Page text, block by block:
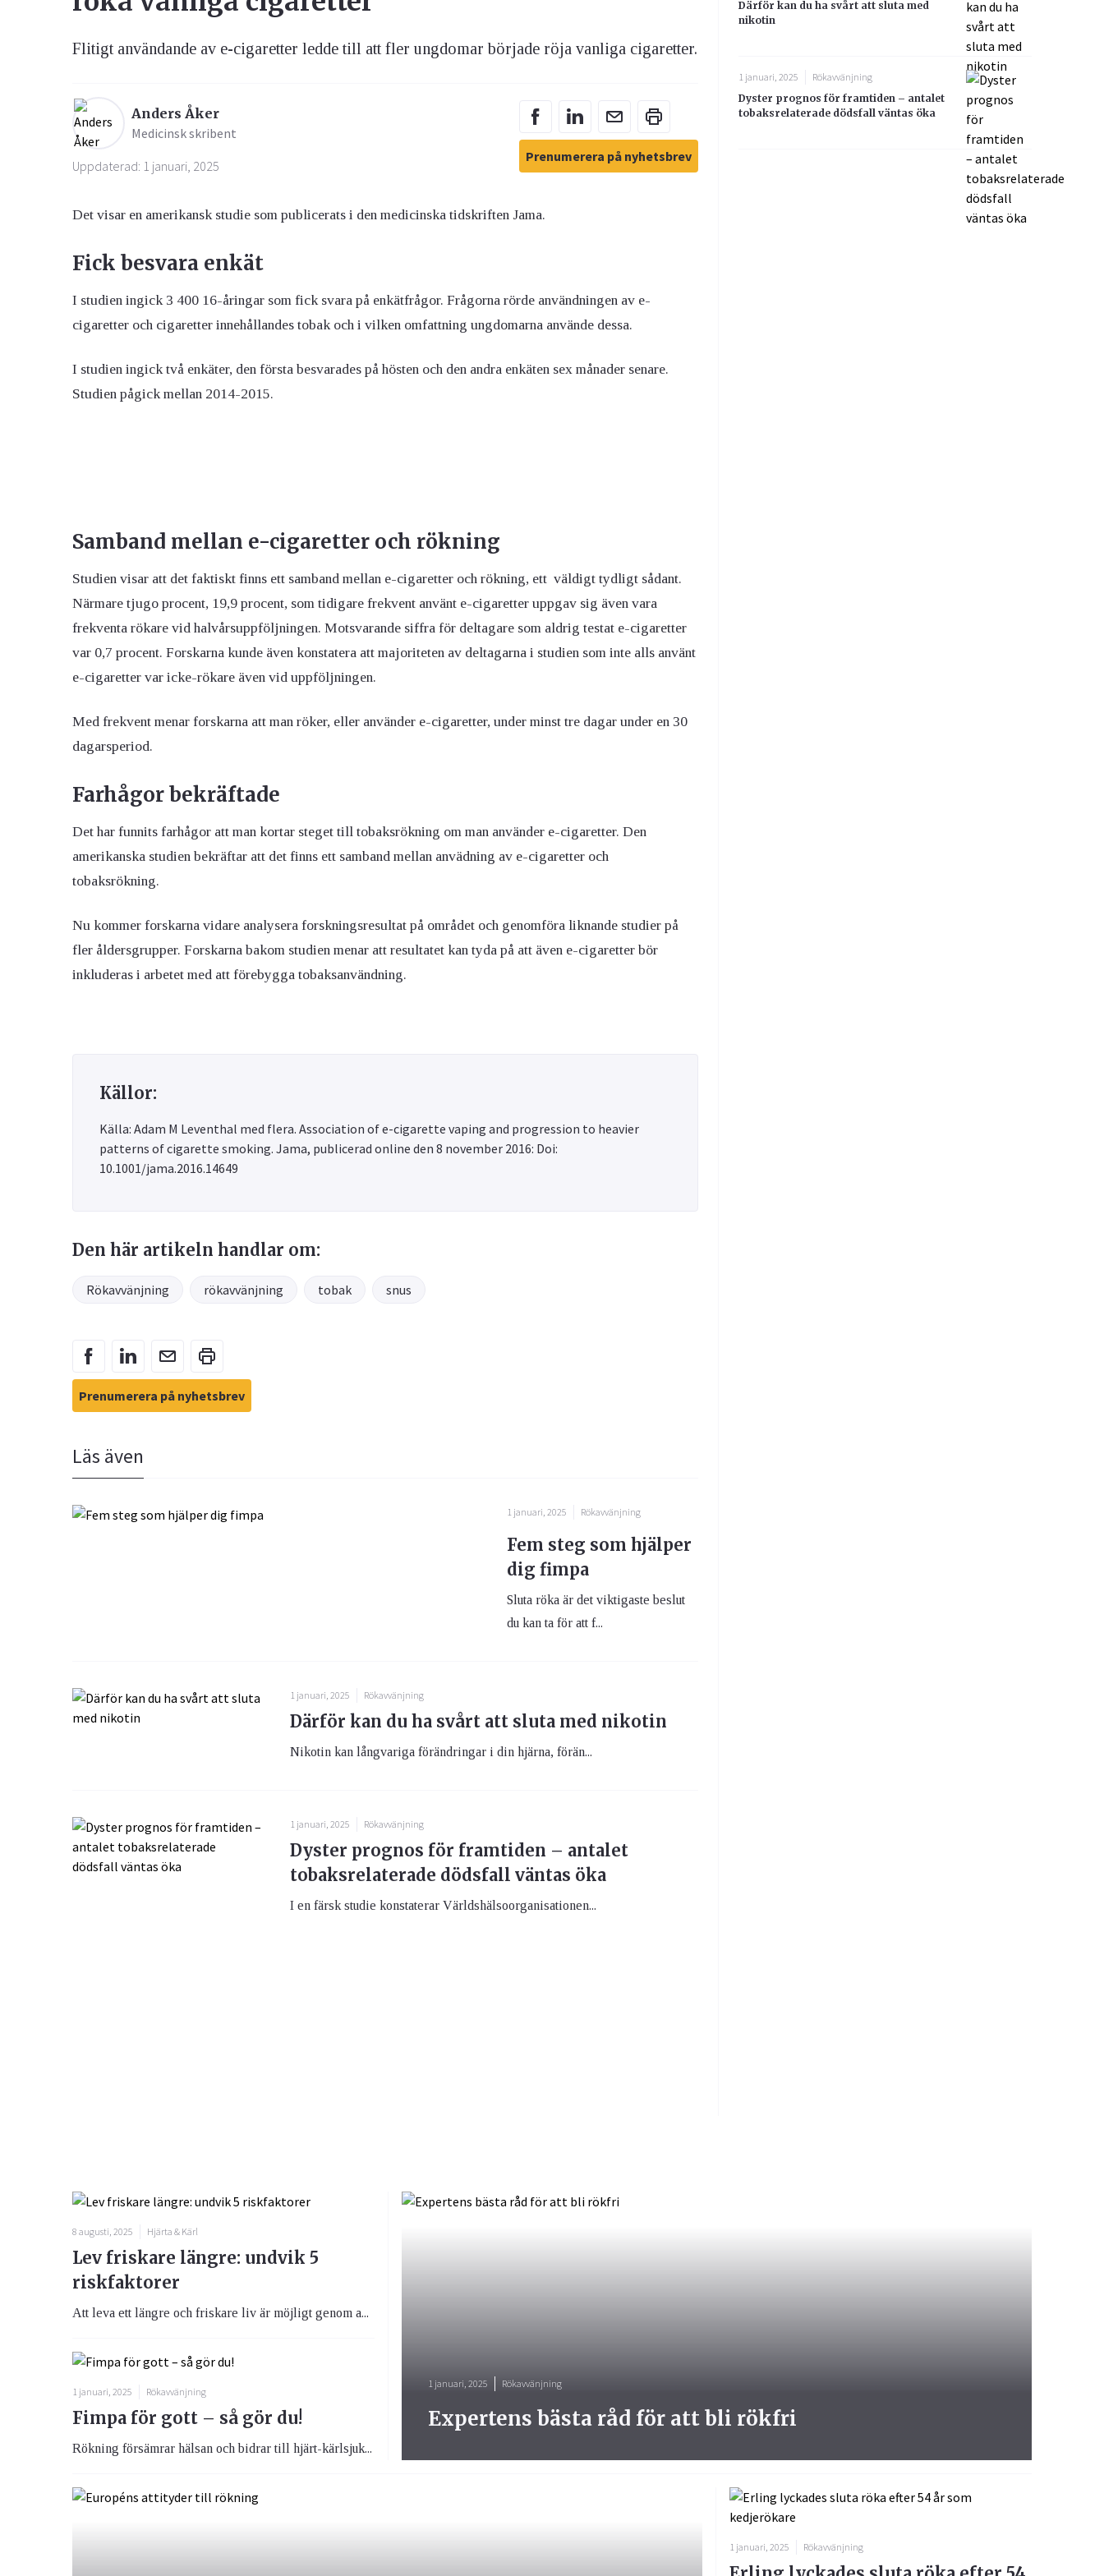
Ögon & Öron
Flitigt användande av e-cigaretter ledde till att fler ungdomar började röja vanliga cigaretter.
Anders Åker
Medicinsk skribent
Uppdaterad: 1 januari, 2025
Prenumerera på nyhetsbrev
Det visar en amerikansk studie som publicerats i den medicinska tidskriften Jama.
Fick besvara enkät
I studien ingick 3 400 16-åringar som fick svara på enkätfrågor. Frågorna rörde användningen av e-
cigaretter och cigaretter innehållandes tobak och i vilken omfattning ungdomarna använde dessa.
I studien ingick två enkäter, den första besvarades på hösten och den andra enkäten sex månader senare.
Studien pågick mellan 2014-2015.
Samband mellan e-cigaretter och rökning
Studien visar att det faktiskt finns ett samband mellan e-cigaretter och rökning, ett väldigt tydligt sådant.
Närmare tjugo procent, 19,9 procent, som tidigare frekvent använt e-cigaretter uppgav sig även vara
frekventa rökare vid halvårsuppföljningen. Motsvarande siffra för deltagare som aldrig testat e-cigaretter
var 0,7 procent. Forskarna kunde även konstatera att majoriteten av deltagarna i studien som inte alls använt
e-cigaretter var icke-rökare även vid uppföljningen.
Med frekvent menar forskarna att man röker, eller använder e-cigaretter, under minst tre dagar under en 30
dagarsperiod.
Farhågor bekräftade
Det har funnits farhågor att man kortar steget till tobaksrökning om man använder e-cigaretter. Den
amerikanska studien bekräftar att det finns ett samband mellan anvädning av e-cigaretter och
tobaksrökning.
Nu kommer forskarna vidare analysera forskningsresultat på området och genomföra liknande studier på
fler åldersgrupper. Forskarna bakom studien menar att resultatet kan tyda på att även e-cigaretter bör
inkluderas i arbetet med att förebygga tobaksanvändning.
Källor:
Källa: Adam M Leventhal med flera. Association of e-cigarette vaping and progression to heavier
patterns of cigarette smoking. Jama, publicerad online den 8 november 2016: Doi:
10.1001/jama.2016.14649
Den här artikeln handlar om:
Rökavvänjning rökavvänjning tobak snus
Prenumerera på nyhetsbrev
Läs även
1 januari, 2025 Rökavvänjning
Fem steg som hjälper
dig fimpa
Sluta röka är det viktigaste beslut
du kan ta för att f...
1 januari, 2025 Rökavvänjning
Därför kan du ha svårt att sluta med nikotin
Nikotin kan långvariga förändringar i din hjärna, förän...
1 januari, 2025 Rökavvänjning
Dyster prognos för framtiden – antalet
tobaksrelaterade dödsfall väntas öka
I en färsk studie konstaterar Världshälsoorganisationen...
Därför kan du ha svårt att sluta med
nikotin
1 januari, 2025
Rökavvänjning
Dyster prognos för framtiden – antalet
tobaksrelaterade dödsfall väntas öka
8 augusti, 2025 Hjärta & Kärl
Lev friskare längre: undvik 5
riskfaktorer
Att leva ett längre och friskare liv är möjligt genom a...
1 januari, 2025 Rökavvänjning
Fimpa för gott – så gör du!
Rökning försämrar hälsan och bidrar till hjärt-kärlsjuk...
1 januari, 2025 Rökavvänjning
Expertens bästa råd för att bli rökfri
1 januari, 2025 Rökavvänjning